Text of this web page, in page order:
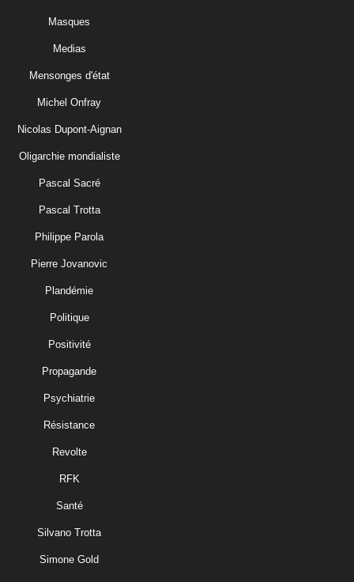
Masques
Medias
Mensonges d'état
Michel Onfray
Nicolas Dupont-Aignan
Oligarchie mondialiste
Pascal Sacré
Pascal Trotta
Philippe Parola
Pierre Jovanovic
Plandémie
Politique
Positivité
Propagande
Psychiatrie
Résistance
Revolte
RFK
Santé
Silvano Trotta
Simone Gold